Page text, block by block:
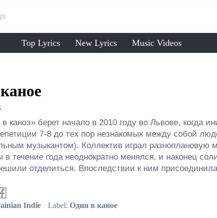
Top Lyrics New Lyrics Music Videos
каноэ» берет начало в 2010 году во Львове, когда
7-8 до тех пор незнакомых между собой
музыкантом). Коллектив играл разноплановую
в течение года неоднократно менялся, и наконец
отделиться. Впоследствии к ним
Indie Label: Один в каное